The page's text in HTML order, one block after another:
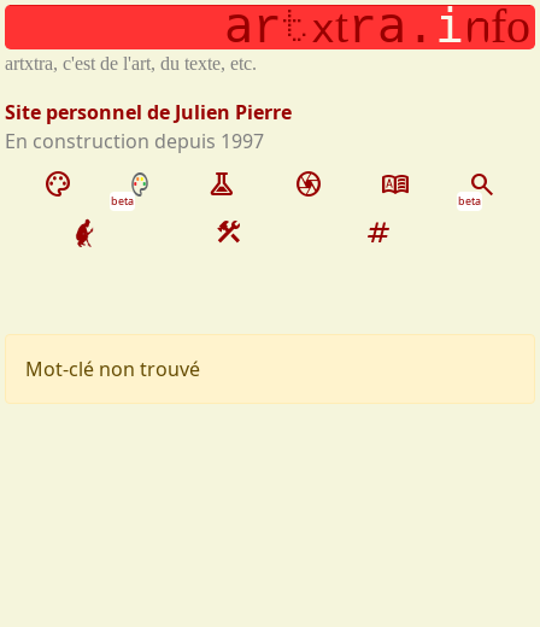
Aller au contenu principal
palette beta experiment camera dictionary search
beta
construction tag
Mot-clé non trouvé
artxtra . info
artxtra, c'est de l'art, du texte, etc.
Site personnel de Julien Pierre
En construction depuis 1997